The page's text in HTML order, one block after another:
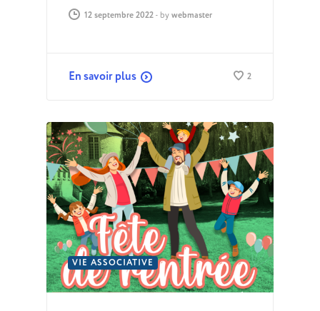
12 septembre 2022- by webmaster
En savoir plus 2
VIE ASSOCIATIVE